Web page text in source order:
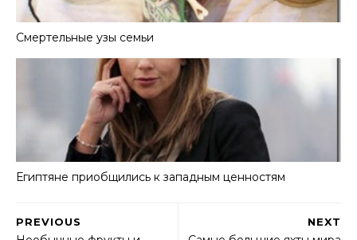
Смертельные узы семьи
Египтяне приобщились к западным ценностям
NEXT
PREVIOUS